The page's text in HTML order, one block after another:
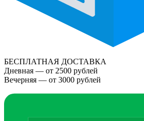
БЕСПЛАТНАЯ ДОСТАВКА
Дневная — от 2500 рублей
Вечерняя — от 3000 рублей